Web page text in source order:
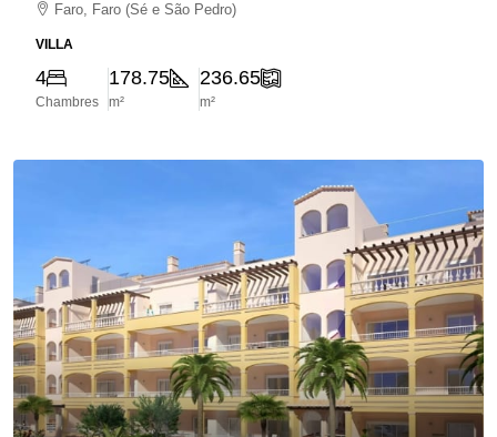
Faro, Faro (Sé e São Pedro)
VILLA
4
Chambres
178.75
m²
236.65
m²